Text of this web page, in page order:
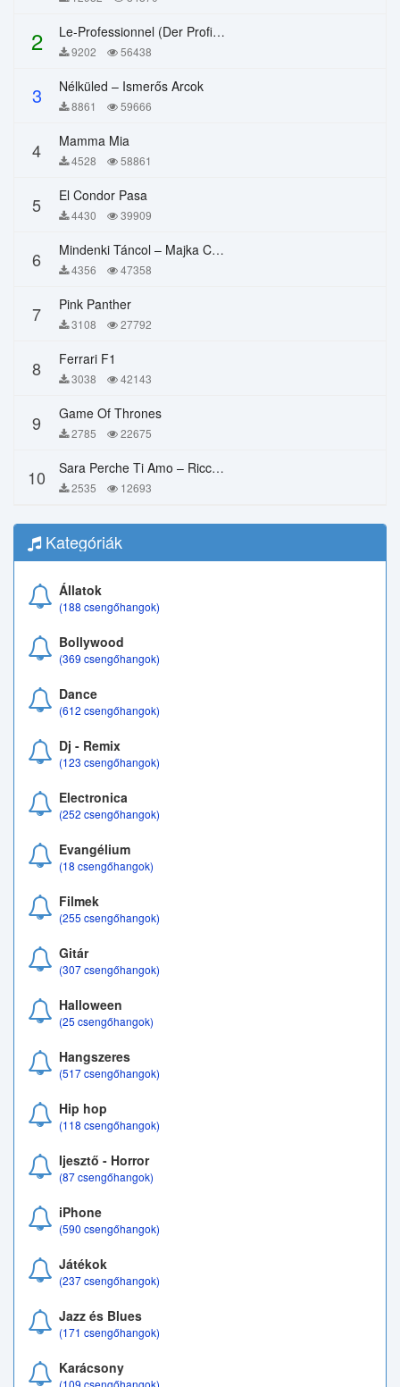
2 Le-Professionnel (Der Profi) – Chi Mai
9202 56438
3 Nélküled – Ismerős Arcok
8861 59666
4 Mamma Mia
4528 58861
5 El Condor Pasa
4430 39909
6 Mindenki Táncol – Majka Curtis, Péter Majoros
4356 47358
7 Pink Panther
3108 27792
8 Ferrari F1
3038 42143
9 Game Of Thrones
2785 22675
10 Sara Perche Ti Amo – Ricchi E Poveri
2535 12693
Kategóriák
Állatok
(188 csengőhangok)
Bollywood
(369 csengőhangok)
Dance
(612 csengőhangok)
Dj - Remix
(123 csengőhangok)
Electronica
(252 csengőhangok)
Evangélium
(18 csengőhangok)
Filmek
(255 csengőhangok)
Gitár
(307 csengőhangok)
Halloween
(25 csengőhangok)
Hangszeres
(517 csengőhangok)
Hip hop
(118 csengőhangok)
Ijesztő - Horror
(87 csengőhangok)
iPhone
(590 csengőhangok)
Játékok
(237 csengőhangok)
Jazz és Blues
(171 csengőhangok)
Karácsony
(109 csengőhangok)